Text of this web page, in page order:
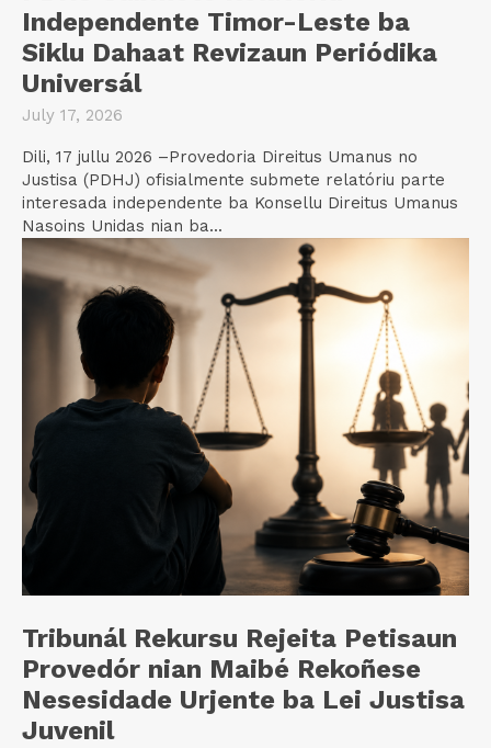
Independente Timor-Leste ba
Siklu Dahaat Revizaun Periódika
Universál
July 17, 2026
Dili, 17 jullu 2026 –Provedoria Direitus Umanus no
Justisa (PDHJ) ofisialmente submete relatóriu parte
interesada independente ba Konsellu Direitus Umanus
Nasoins Unidas nian ba...
Tribunál Rekursu Rejeita Petisaun
Provedór nian Maibé Rekoñese
Nesesidade Urjente ba Lei Justisa
Juvenil